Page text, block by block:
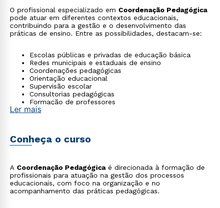
O profissional especializado em Coordenação Pedagógica
pode atuar em diferentes contextos educacionais,
contribuindo para a gestão e o desenvolvimento das
práticas de ensino. Entre as possibilidades, destacam-se:
Escolas públicas e privadas de educação básica
Redes municipais e estaduais de ensino
Coordenações pedagógicas
Orientação educacional
Supervisão escolar
Consultorias pedagógicas
Formação de professores
Ler mais
Conheça o curso
A Coordenação Pedagógicaé direcionada à formação de
profissionais para atuação na gestão dos processos
educacionais, com foco na organização e no
acompanhamento das práticas pedagógicas.